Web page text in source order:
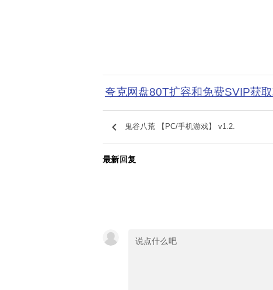
夸克网盘80T扩容和免费SVIP获
keyboard_arrow_left 鬼谷八荒 【PC/手机游戏】 v1.2.
最新回复